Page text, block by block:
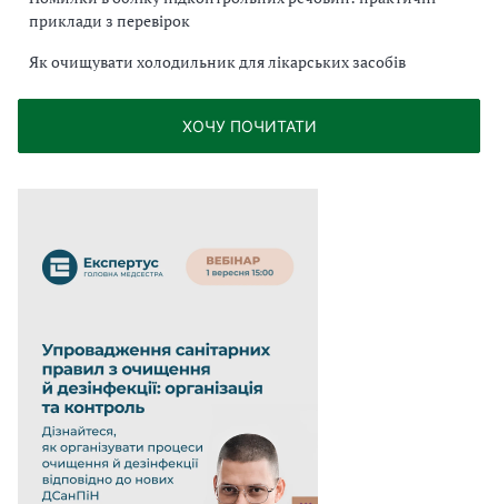
приклади з перевірок
Як очищувати холодильник для лікарських засобів
ХОЧУ ПОЧИТАТИ